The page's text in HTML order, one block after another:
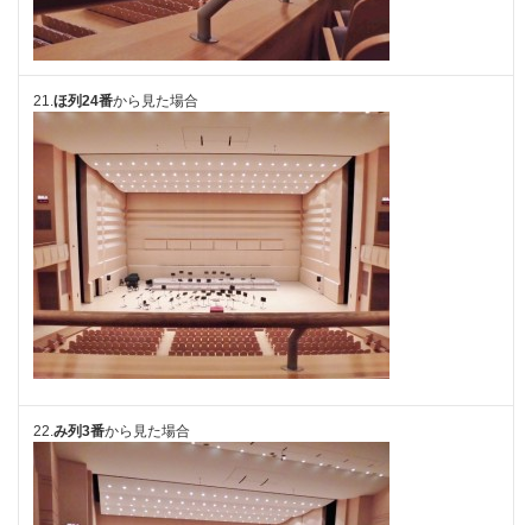
21.ほ列24番から見た場合
22.み列3番から見た場合